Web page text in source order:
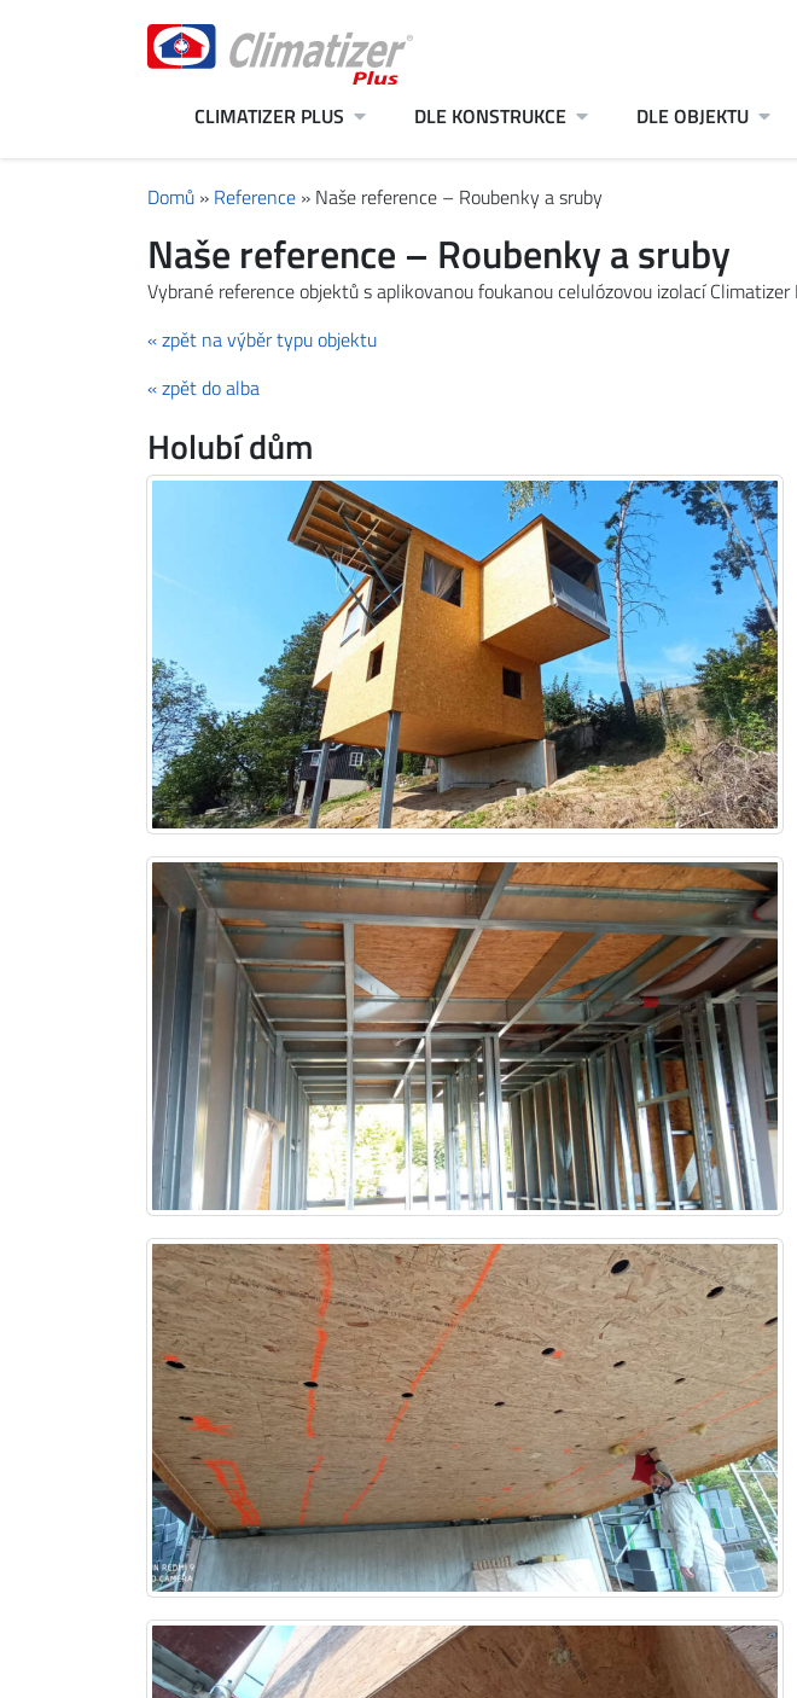
CLIMATIZER PLUS DLE KONSTRUKCE DLE OBJEKTU
Domů » Reference » Naše reference – Roubenky a sruby
Naše reference – Roubenky a sruby
Vybrané reference objektů s aplikovanou foukanou celulózovou izolací Climatizer
« zpět na výběr typu objektu
« zpět do alba
Holubí dům